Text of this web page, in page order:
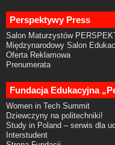
Perspektywy Press
Salon Maturzystów
Międzynarodowy Salon
Oferta Reklamowa
Prenumerata
Fundacja Edukacyjna
Women in Tech Summit
Dziewczyny na politechniki!
Study in Poland – serwis dla
Interstudent